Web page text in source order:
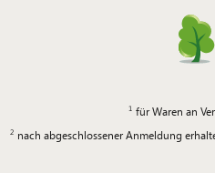
für Waren an
nach abgeschlossener Anmeldung